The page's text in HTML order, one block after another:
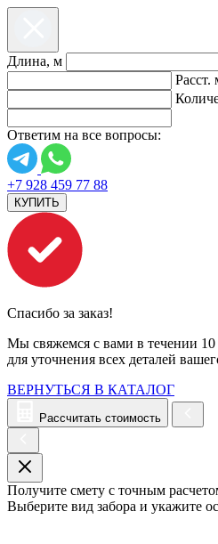
Длина, м
Расст.
Ответим на все вопросы:
+7 928 459 77 88
КУПИТЬ
Спасибо за заказ!
Мы свяжемся с вами в течении
для уточнения всех деталей
ВЕРНУТЬСЯ В КАТАЛОГ
Рассчитать стоимость
Получите смету с точным
Выберите вид забора и укажите